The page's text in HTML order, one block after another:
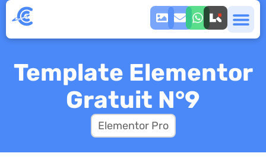
Template Elementor
Gratuit N°9
Elementor Pro